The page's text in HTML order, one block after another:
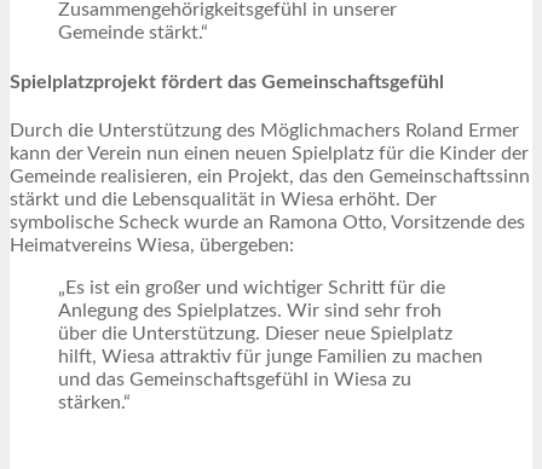
Zusammengehörigkeitsgefühl in unserer
Gemeinde stärkt.“
Spielplatzprojekt fördert das Gemeinschaftsgefühl
Durch die Unterstützung des Möglichmachers Roland Ermer
kann der Verein nun einen neuen Spielplatz für die Kinder der
Gemeinde realisieren, ein Projekt, das den Gemeinschaftssinn
stärkt und die Lebensqualität in Wiesa erhöht. Der
symbolische Scheck wurde an Ramona Otto, Vorsitzende des
Heimatvereins Wiesa, übergeben:
„Es ist ein großer und wichtiger Schritt für die
Anlegung des Spielplatzes. Wir sind sehr froh
über die Unterstützung. Dieser neue Spielplatz
hilft, Wiesa attraktiv für junge Familien zu machen
und das Gemeinschaftsgefühl in Wiesa zu
stärken.“